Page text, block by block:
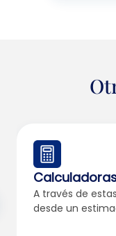
A través de
desde un